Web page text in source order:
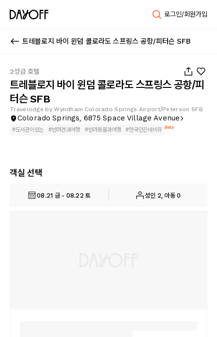
로그인/회원가입
트레블로지 바이 윈덤 콜로라도 스프링스 공항/피터슨 SFB
2성급 호텔
트레블로지 바이 윈덤 콜로라도 스프링스 공항/피
터슨 SFB
Travelodge by Wyndham Colorado Springs Airport/Peterson SFB
Colorado Springs, 6875 Space Village Avenue
#도서관이있는 #반려견과여행 #반려동물과여행 #한국인은바비큐 Beta
객실 선택
08.21 금 - 08.22 토 성인 2, 아동 0